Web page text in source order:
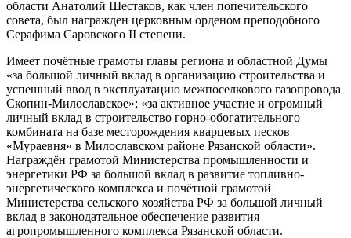
области Анатолий Шестаков, как член попечительского
совета, был награжден церковным орденом преподобного
Серафима Саровского II степени.
Имеет почётные грамоты главы региона и областной Думы
«за большой личный вклад в организацию строительства и
успешный ввод в эксплуатацию межпоселкового газопровода
Скопин-Милославское»; «за активное участие и огромный
личный вклад в строительство горно-обогатительного
комбината на базе месторождения кварцевых песков
«Мураевня» в Милославском районе Рязанской области».
Награждён грамотой Министерства промышленности и
энергетики РФ за большой вклад в развитие топливно-
энергетического комплекса и почётной грамотой
Министерства сельского хозяйства РФ за большой личный
вклад в законодательное обеспечение развития
агропромышленного комплекса Рязанской области.